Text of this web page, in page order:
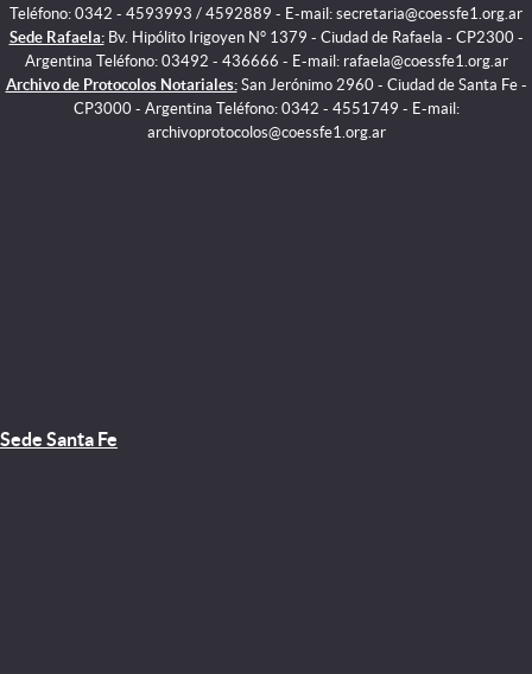
Teléfono: 0342 - 4593993 / 4592889 - E-mail: secretaria@coessfe1.org.ar
Sede Rafaela:Bv. Hipólito Irigoyen N° 1379 - Ciudad de Rafaela - CP2300 -
Argentina Teléfono: 03492 - 436666 - E-mail: rafaela@coessfe1.org.ar
Archivo de Protocolos Notariales:San Jerónimo 2960 - Ciudad de Santa Fe -
CP3000 - Argentina Teléfono: 0342 - 4551749 - E-mail:
archivoprotocolos@coessfe1.org.ar
Sede Santa Fe